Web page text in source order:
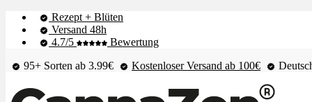
Rezept + Blüten
Versand 48h
4.7/5
Bewertung
95+ Sorten ab 3.99€
Kostenloser Versand ab 100€